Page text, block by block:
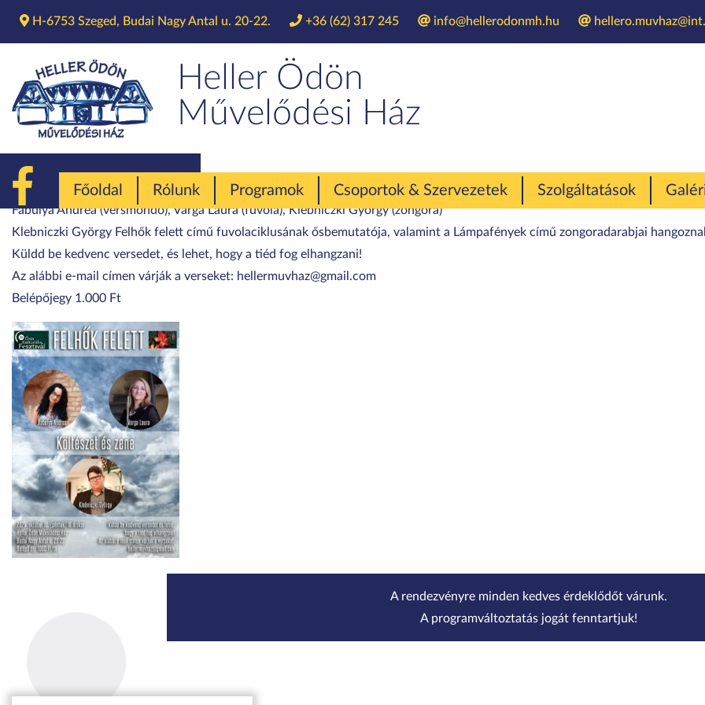
H-6753 Szeged, Budai Nagy Antal u. 20-22. +36 (62) 317 245 info@hellerodonmh.hu
Heller Ödön
Művelődési Ház
Főoldal Rólunk Programok Csoportok & Szervezetek Szolgáltatások
Felhők felett – Költészet
2025. október 10. péntek 18:00
Felhők felett – Költészet és zene!
Fabulya Andrea (versmondó), Varga Laura (fuvola), Klebniczki György (zongora)
Klebniczki György Felhők felett című fuvolaciklusának ősbemutatója, valamint a Lámpafények című zongoradarabjai
Küldd be kedvenc versedet, és lehet, hogy a tiéd fog elhangzani!
Az alábbi e-mail címen várják a verseket: hellermuvhaz@gmail.com
Belépőjegy 1.000 Ft
A rendezvényre minden kedves érdeklődőt várunk.
A programváltoztatás jogát fenntartjuk!